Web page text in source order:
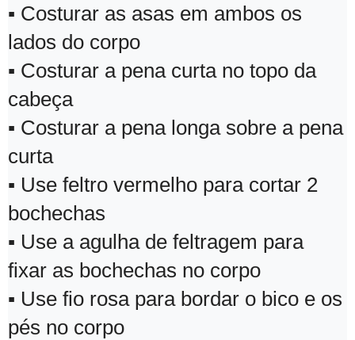
▪ Costurar as asas em ambos os
lados do corpo
▪ Costurar a pena curta no topo da
cabeça
▪ Costurar a pena longa sobre a pena
curta
▪ Use feltro vermelho para cortar 2
bochechas
▪ Use a agulha de feltragem para
fixar as bochechas no corpo
▪ Use fio rosa para bordar o bico e os
pés no corpo